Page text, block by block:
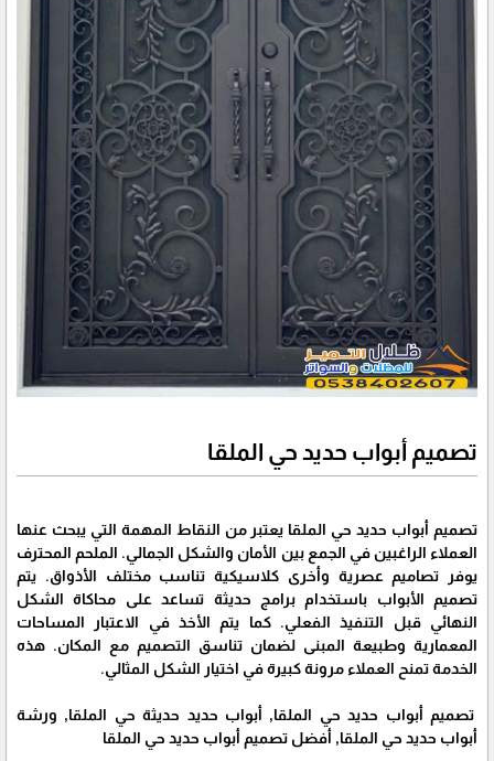
تصميم أبواب حديد حي الملقا
تصميم أبواب حديد حي الملقا يعتبر من النقاط المهمة التي يبحث عنها
العملاء الراغبين في الجمع بين الأمان والشكل الجمالي. الملحم المحترف
يوفر تصاميم عصرية وأخرى كلاسيكية تناسب مختلف الأذواق. يتم
تصميم الأبواب باستخدام برامج حديثة تساعد على محاكاة الشكل
النهائي قبل التنفيذ الفعلي. كما يتم الأخذ في الاعتبار المساحات
المعمارية وطبيعة المبنى لضمان تناسق التصميم مع المكان. هذه
الخدمة تمنح العملاء مرونة كبيرة في اختيار الشكل المثالي.
تصميم أبواب حديد حي الملقا, أبواب حديد حديثة حي الملقا, ورشة
أبواب حديد حي الملقا, أفضل تصميم أبواب حديد حي الملقا